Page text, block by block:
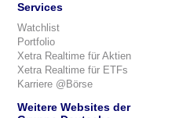
Services
Watchlist
Portfolio
Xetra Realtime für Aktien
Xetra Realtime für ETFs
Karriere @Börse
Weitere Websites der